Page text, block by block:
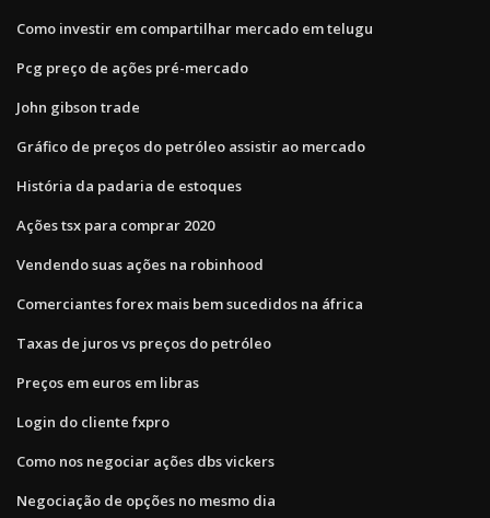
Como investir em compartilhar mercado em telugu
Pcg preço de ações pré-mercado
John gibson trade
Gráfico de preços do petróleo assistir ao mercado
História da padaria de estoques
Ações tsx para comprar 2020
Vendendo suas ações na robinhood
Comerciantes forex mais bem sucedidos na áfrica
Taxas de juros vs preços do petróleo
Preços em euros em libras
Login do cliente fxpro
Como nos negociar ações dbs vickers
Negociação de opções no mesmo dia